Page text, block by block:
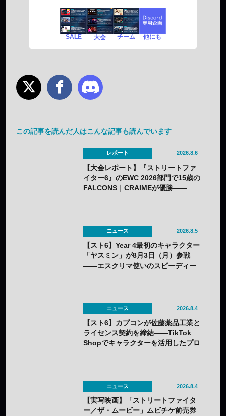
SALE 大会 チーム 他にも
この記事を読んだ人はこんな記事も読んでいます
レポート 2026.8.6
【大会レポート】『ストリートファ
イター6』のEWC 2026部門で15歳の
FALCONS｜CRAIMEが優勝——
ニュース 2026.8.5
【スト6】Year 4最初のキャラクター
「ヤスミン」が8月3日（月）参戦
——エスクリマ使いのスピーディー
ニュース 2026.8.4
【スト6】カプコンが佐藤薬品工業と
ライセンス契約を締結——TikTok
Shopでキャラクターを活用したプロ
ニュース 2026.8.4
【実写映画】「ストリートファイタ
ー／ザ・ムービー」ムビチケ前売券